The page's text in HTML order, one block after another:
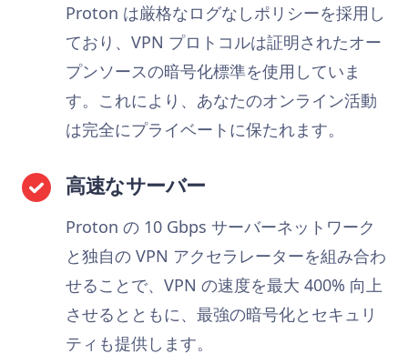
Proton は厳格なログなしポリシーを採用し
ており、VPN プロトコルは証明されたオー
プンソースの暗号化標準を使用していま
す。これにより、あなたのオンライン活動
は完全にプライベートに保たれます。
高速なサーバー
Proton の 10 Gbps サーバーネットワーク
と独自の VPN アクセラレーターを組み合わ
せることで、VPN の速度を最大 400% 向上
させるとともに、最強の暗号化とセキュリ
ティも提供します。